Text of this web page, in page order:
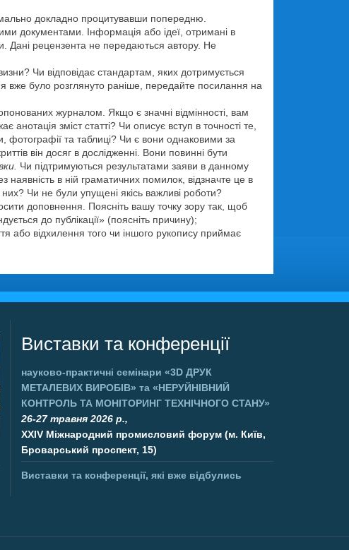
докладно процитувавши попередню.
документами. Інформація або ідеї, отримані в
Дані рецензента не передаються автору. Не
Чи відповідає стандартам, яких дотримується
було розглянуто раніше, передайте посилання на
журналом. Якщо є значні відмінності, вам
анотація зміст статті? Чи описує вступ в точності те,
фотографії та таблиці? Чи є вони однаковими за
він досяг в дослідженні. Вони повинні бути
Чи підтримуються результатами заяви в данному
наявність в ній граматичних помилок, відзначте це в
них? Чи не були упущені якісь важливі роботи?
доповнення. Поясніть вашу точку зору так, щоб
до публікації» (поясніть причину);
або відхилення того чи іншого рукопису приймає
Виставки та конференції
науково-практичні семінари«3D ДРУК
МЕТАЛЕВИХ ВИРОБІВ» та«НЕРУЙНІВНИЙ
КОНТРОЛЬ ТА МОНІТОРИНГ ТЕХНІЧНОГО СТАНУ»
26-27 травня 2026 р.,
XXIV Міжнародний промисловий форум (м. Київ,
Броварський проспект, 15)
Виставки та конференції, які вже відбулись